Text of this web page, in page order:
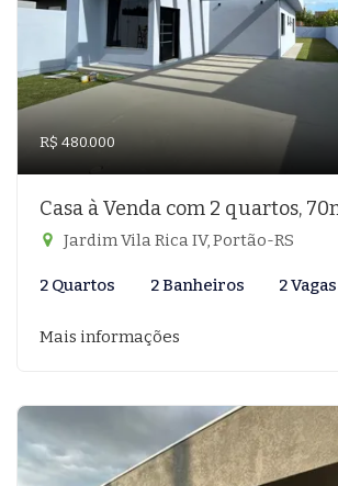
R$ 480.000
Casa à Venda com 2 quartos,
Jardim Vila Rica IV, Portão-RS
2 Quartos 2 Banheiros 2 Vagas
Mais informações